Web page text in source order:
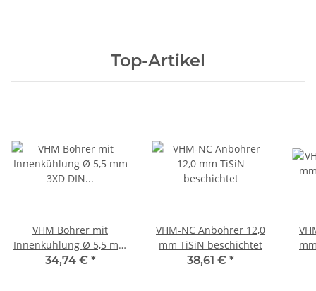
Top-Artikel
VHM Bohrer mit
Innenkühlung Ø 5,5 mm
3XD DIN 6535 HA
34,74 € *
VHM-NC Anbohrer 12,0
mm TiSiN beschichtet
38,61 € *